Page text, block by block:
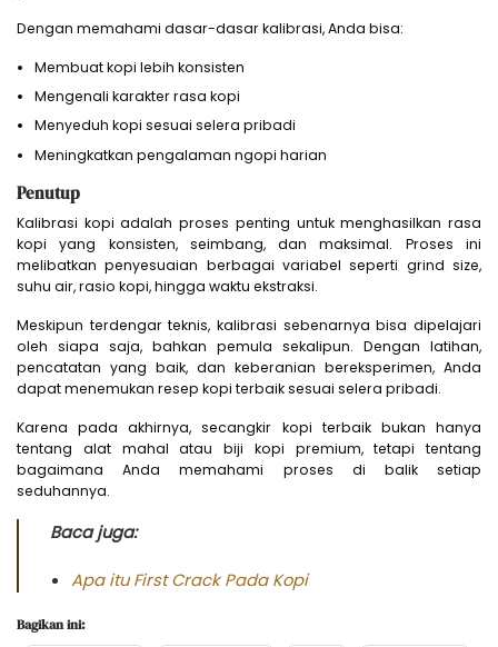
Dengan memahami dasar-dasar kalibrasi, Anda bisa:
Membuat kopi lebih konsisten
Mengenali karakter rasa kopi
Menyeduh kopi sesuai selera pribadi
Meningkatkan pengalaman ngopi harian
Penutup
Kalibrasi kopi adalah proses penting untuk menghasilkan rasa
kopi yang konsisten, seimbang, dan maksimal. Proses ini
melibatkan penyesuaian berbagai variabel seperti grind size,
suhu air, rasio kopi, hingga waktu ekstraksi.
Meskipun terdengar teknis, kalibrasi sebenarnya bisa dipelajari
oleh siapa saja, bahkan pemula sekalipun. Dengan latihan,
pencatatan yang baik, dan keberanian bereksperimen, Anda
dapat menemukan resep kopi terbaik sesuai selera pribadi.
Karena pada akhirnya, secangkir kopi terbaik bukan hanya
tentang alat mahal atau biji kopi premium, tetapi tentang
bagaimana Anda memahami proses di balik setiap
seduhannya.
Baca juga:
Apa itu First Crack Pada Kopi
Bagikan ini: